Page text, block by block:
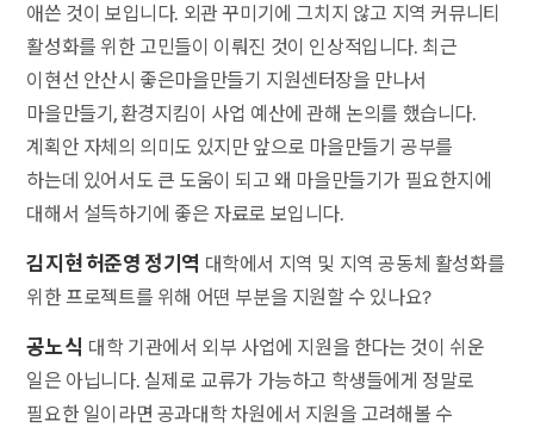
애쓴 것이 보입니다. 외관 꾸미기에 그치지 않고 지역 커뮤니티
활성화를 위한 고민들이 이뤄진 것이 인상적입니다. 최근
이현선 안산시 좋은마을만들기 지원센터장을 만나서
마을만들기, 환경지킴이 사업 예산에 관해 논의를 했습니다.
계획안 자체의 의미도 있지만 앞으로 마을만들기 공부를
하는데 있어서도 큰 도움이 되고 왜 마을만들기가 필요한지에
대해서 설득하기에 좋은 자료로 보입니다.
김지현 허준영 정기역 대학에서 지역 및 지역 공동체 활성화를
위한 프로젝트를 위해 어떤 부분을 지원할 수 있나요?
공노식 대학 기관에서 외부 사업에 지원을 한다는 것이 쉬운
일은 아닙니다. 실제로 교류가 가능하고 학생들에게 정말로
필요한 일이라면 공과대학 차원에서 지원을 고려해볼 수